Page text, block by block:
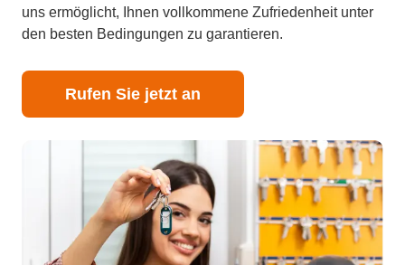
uns ermöglicht, Ihnen vollkommene Zufriedenheit unter
den besten Bedingungen zu garantieren.
Rufen Sie jetzt an